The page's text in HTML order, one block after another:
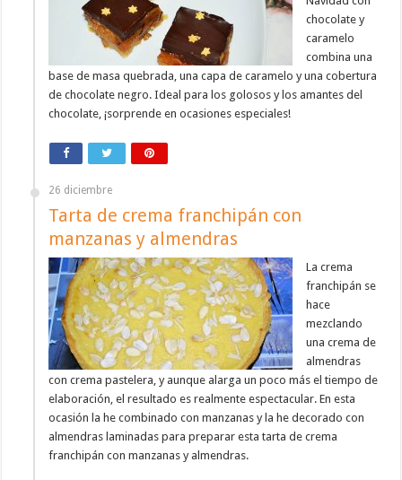
chocolate y
caramelo
combina una
base de masa quebrada, una capa de caramelo y una cobertura
de chocolate negro. Ideal para los golosos y los amantes del
chocolate, ¡sorprende en ocasiones especiales!
26 diciembre
Tarta de crema franchipán con
manzanas y almendras
La crema
franchipán se
hace
mezclando
una crema de
almendras
con crema pastelera, y aunque alarga un poco más el tiempo de
elaboración, el resultado es realmente espectacular. En esta
ocasión la he combinado con manzanas y la he decorado con
almendras laminadas para preparar esta tarta de crema
franchipán con manzanas y almendras.